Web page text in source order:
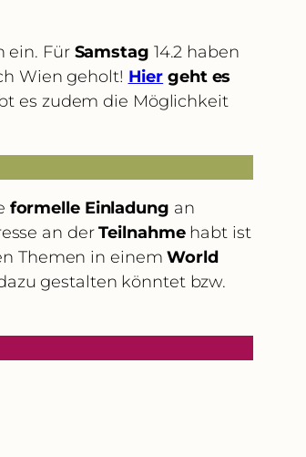
ein. Für Samstag 14.2 haben
Wien geholt! Hier geht es
es zudem die Möglichkeit
formelle Einladung an
an derTeilnahmehabt ist
Themen in einemWorld
gestalten könntet bzw.